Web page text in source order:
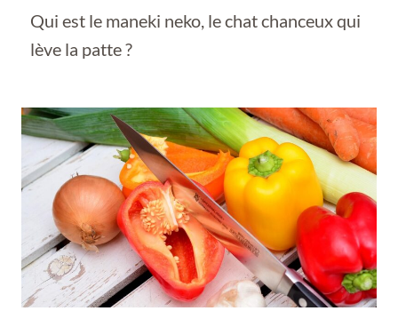
Qui est le maneki neko, le chat chanceux qui
lève la patte ?